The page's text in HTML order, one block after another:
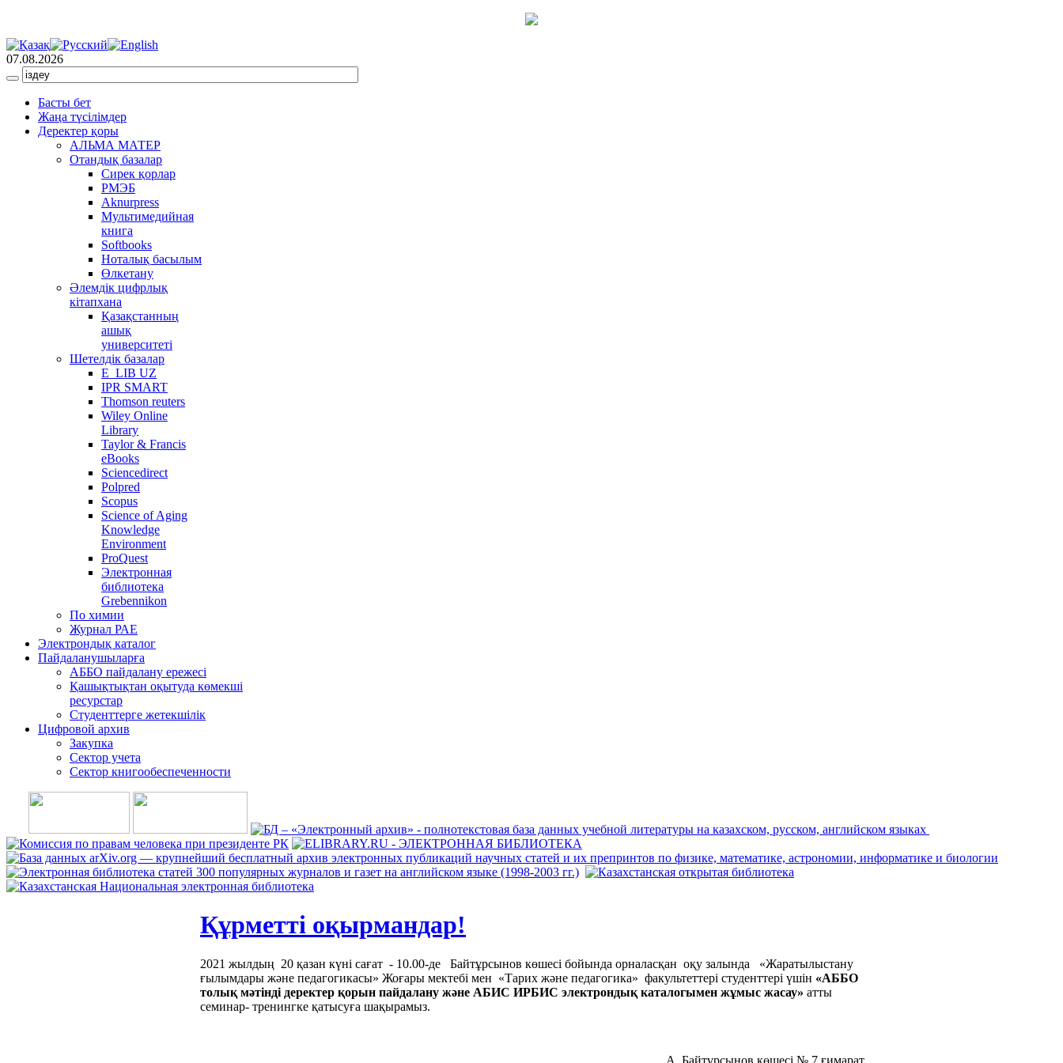
07.08.2026
Басты бет
Жаңа түсілімдер
Деректер қоры
АЛЬМА МАТЕР
Отандық базалар
Сирек қорлар
РМЭБ
Аknurpress
Мультимедийная
книга
Softbooks
Ноталық басылым
Өлкетану
Әлемдік цифрлық
кітапхана
Қазақстанның
ашық
университеті
Шетелдік базалар
E_LIB UZ
IPR SMART
Thomson reuters
Wiley Online
Library
Taylor & Francis
eBooks
Sciencedirect
Polpred
Scopus
Science of Aging
Knowledge
Environment
ProQuest
Электронная
библиотека
Grebennikon
По химии
Журнал РАЕ
Электрондық каталог
Пайдаланушыларға
АББО пайдалану ережесі
Қашықтықтан оқытуда көмекші
ресурстар
Студенттерге жетекшілік
Цифровой архив
Закупка
Сектор учета
Сектор книгообеспеченности
Құрметті оқырмандар!
2021 жылдың 20 қазан күні сағат - 10.00-де Байтұрсынов көшесі бойында орналасқан оқу залында «Жаратылыстану
ғылымдары және педагогикасы» Жоғары мектебі мен «Тарих және педагогика» факультеттері студенттері үшін «АББО
толық мәтінді деректер қорын пайдалану және АБИС ИРБИС электрондық каталогымен жұмыс жасау» атты
семинар- тренингке қатысуға шақырамыз.
А. Байтұрсынов көшесі № 7 ғимарат